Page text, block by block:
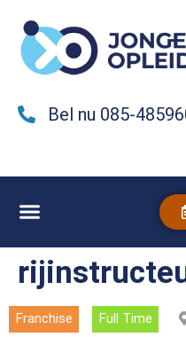
Bel nu 085-
Franchise Full Time